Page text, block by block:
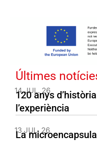
Últimes
14 JUL. 26
120 anys
l’experiència
13 JUL. 26
La